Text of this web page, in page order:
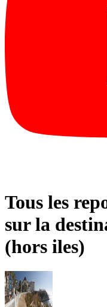
Tous les
sur la
(hors iles)